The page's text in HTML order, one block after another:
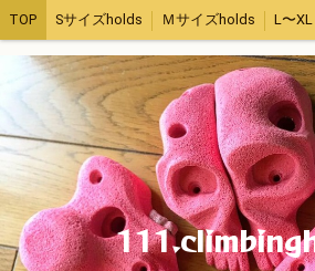
TOP Sサイズholds Ｍサイズholds L〜
RockWall holds アウトレット 受注生産用